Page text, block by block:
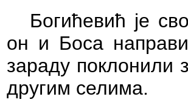
Богићевић је
он и Боса
зараду поклонили
другим селима.